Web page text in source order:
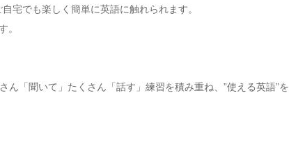
宅でも楽しく簡単に英語に触れられます。
。
「聞いて」たくさん「話す」練習を積み重ね、”使える英語”を